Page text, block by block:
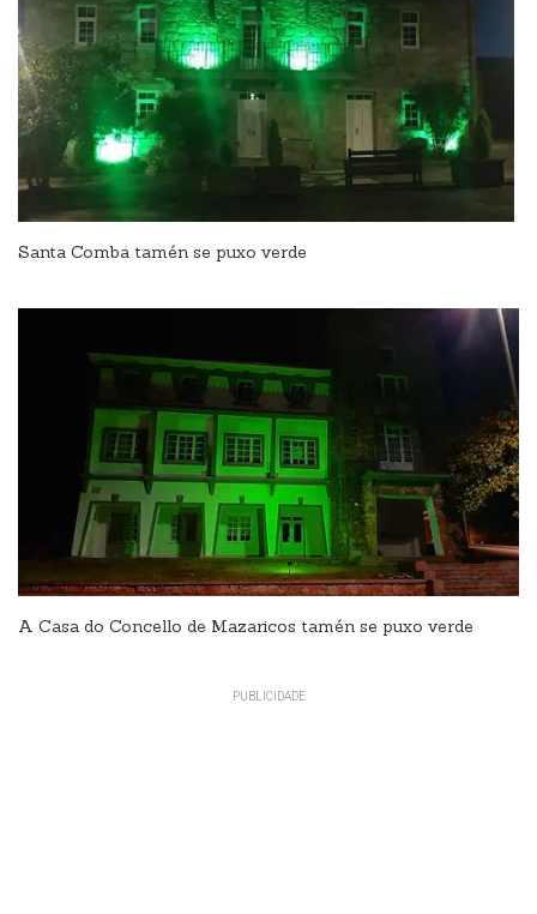
Santa Comba tamén se puxo verde
A Casa do Concello de Mazaricos tamén se puxo verde